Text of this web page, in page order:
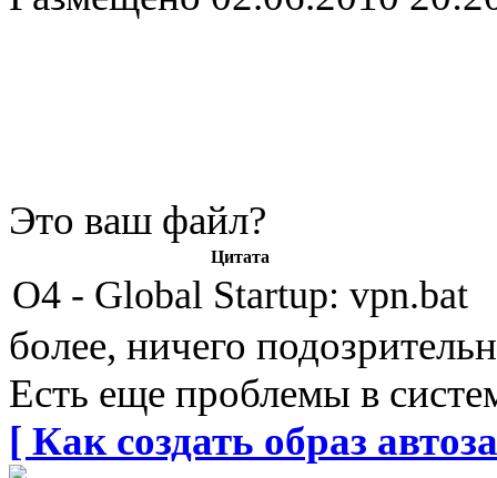
Это ваш файл?
Цитата
O4 - Global Startup: vpn.bat
более, ничего
Есть еще проблемы в
[ Как создать образ